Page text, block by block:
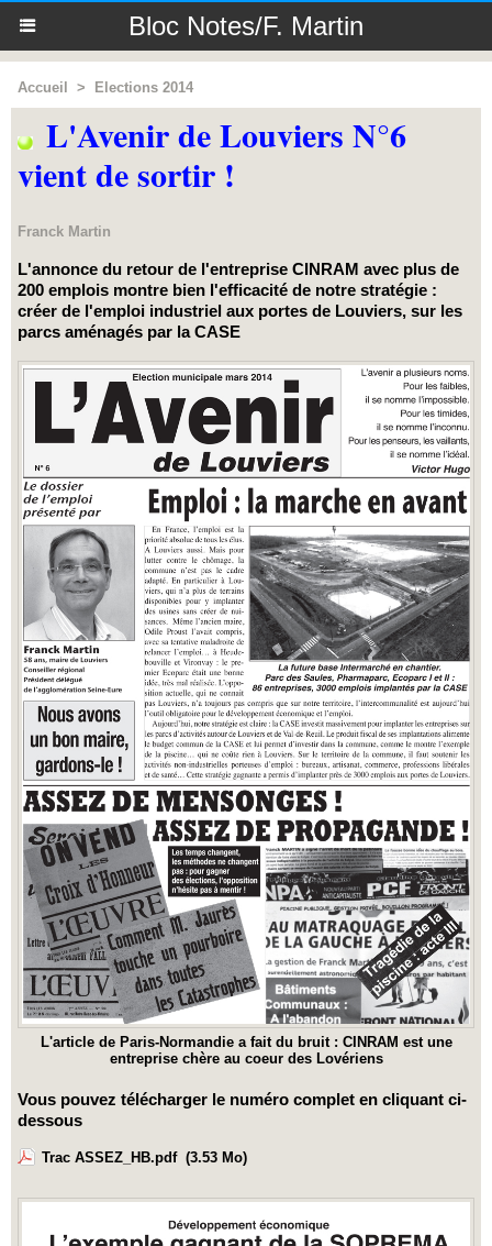
Bloc Notes/F. Martin
Accueil > Elections 2014
L'Avenir de Louviers N°6
vient de sortir !
Franck Martin
L'annonce du retour de l'entreprise CINRAM avec plus de
200 emplois montre bien l'efficacité de notre stratégie :
créer de l'emploi industriel aux portes de Louviers, sur les
parcs aménagés par la CASE
L'article de Paris-Normandie a fait du bruit : CINRAM est une
entreprise chère au coeur des Lovériens
Vous pouvez télécharger le numéro complet en cliquant ci-
dessous
Trac ASSEZ_HB.pdf (3.53 Mo)